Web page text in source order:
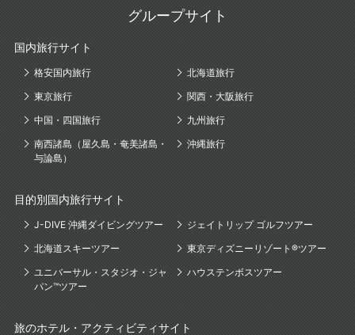
グループサイト
国内旅行サイト
格安国内旅行
北海道旅行
東京旅行
関西・大阪旅行
中国・四国旅行
九州旅行
南西諸島（屋久島・奄美諸島・
与論島）
沖縄旅行
目的別国内旅行サイト
J-DIVE 沖縄ダイビングツアー
ジェイトリップ ゴルフツアー
北海道スキーツアー
東京ディズニーリゾート®ツアー
ユニバーサル・スタジオ・ジャ
パン™ツアー
ハウステンボスツアー
旅のホテル・アクティビティサイト